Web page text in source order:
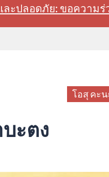
ละปลอดภัย: ขอความ
โอสุ คะ
ะตง